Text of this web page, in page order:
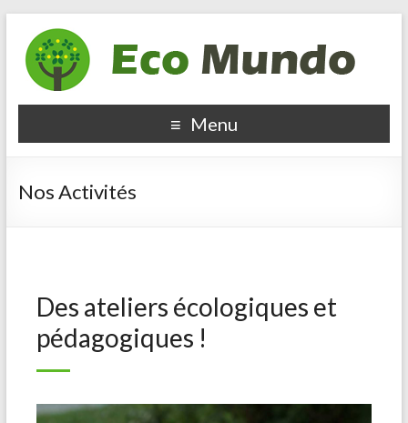
Menu
Nos Activités
Des ateliers écologiques et
pédagogiques !